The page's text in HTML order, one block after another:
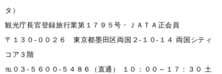
タ）
観光庁長官登録旅行業第１７９５号・ＪＡＴＡ正会員
〒１３０-００２６ 東京都墨田区両国２-１０-１４ 両国シティ
コア３階
℡０３-５６００-５４８６（直通） １０：００～１７：３０ 土